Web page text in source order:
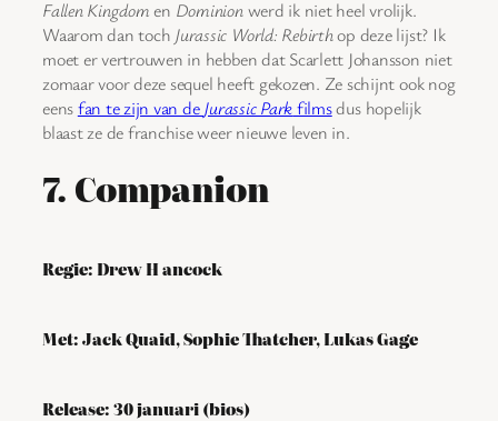
Fallen Kingdomen Dominionwerd ik niet heel vrolijk.
Waarom dan toch Jurassic World: Rebirthop deze lijst? Ik
moet er vertrouwen in hebben dat Scarlett Johansson niet
zomaar voor deze sequel heeft gekozen. Ze schijnt ook nog
eensfan te zijn van deJurassic Parkfilmsdus hopelijk
blaast ze de franchise weer nieuwe leven in.
7. Companion
Regie: Drew H ancock
Met: Jack Quaid, Sophie Thatcher, Lukas Gage
Release: 30 januari (bios)